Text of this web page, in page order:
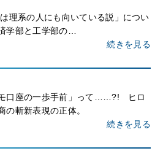
は理系の人にも向いている説」につい
学部と工学部の…
続きを見る
モ口座の一歩手前」って……?! ヒロ
の斬新表現の正体。
続きを見る